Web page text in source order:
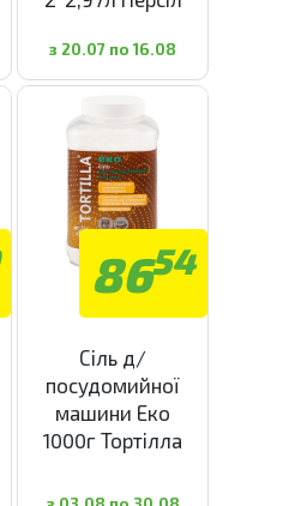
з 20.07 по 16.08
8654
Сіль д/
посудомийної
машини Еко
1000г Тортілла